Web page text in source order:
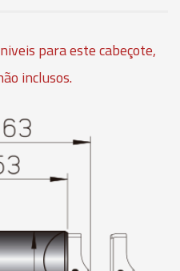
para este cabeçote,
inclusos.